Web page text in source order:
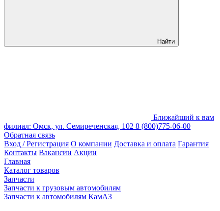
Найти
Ближайший к вам
филиал: Омск, ул. Семиреченская, 102 8 (800)775-06-00
Обратная связь
Вход / Регистрация О компании Доставка и оплата Гарантия
Контакты Вакансии Акции
Главная
Каталог товаров
Запчасти
Запчасти к грузовым автомобилям
Запчасти к автомобилям КамАЗ